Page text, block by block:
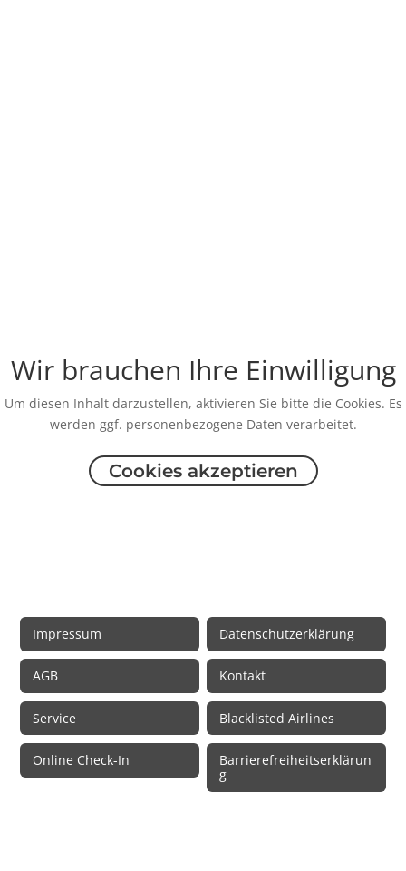
Wir brauchen Ihre Einwilligung
Um diesen Inhalt darzustellen, aktivieren Sie bitte die Cookies. Es
werden ggf. personenbezogene Daten verarbeitet.
Cookies akzeptieren
Impressum Datenschutzerklärung
AGB Kontakt
Service Blacklisted Airlines
Online Check-In
Barrierefreiheitserklärun
g